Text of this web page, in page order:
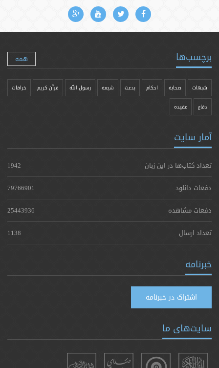
برچسب‌ها همه
شبهات صحابه احکام بدعت شیعه رسول الله قرآن کریم خرافات
دفاع عقیده
آمار سایت
تعداد کتاب‌ها در این زبان
1942
دفعات دانلود
79766901
دفعات مشاهده
25443936
تعداد ارسال
1138
خبرنامه
اشتراک در خبرنامه
سایت‌های ما